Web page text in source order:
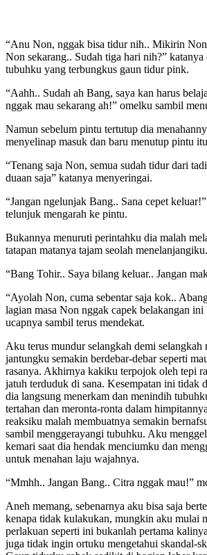
“Anu Non, nggak bisa tidur nih.. Mikirin Non
Non sekarang.. Sudah tiga hari nih?” katanya
tubuhku yang terbungkus gaun tidur pink.
“Aahh.. Sudah ah Bang, saya kan harus
nggak mau sekarang ah!” omelku sambil
Namun sebelum pintu tertutup dia
menyelinap masuk dan baru menutup pintu
“Tenang saja Non, semua sudah tidur dari
duaan saja” katanya menyeringai.
“Jangan ngelunjak Bang.. Sana cepet
telunjuk mengarah ke pintu.
Bukannya menuruti perintahku dia malah
tatapan matanya tajam seolah menelanjangiku.
“Bang Tohir.. Saya bilang keluar.. Jangan
“Ayolah Non, cuma sebentar saja kok..
lagian masa Non nggak capek belakangan
ucapnya sambil terus mendekat.
Aku terus mundur selangkah demi selangkah
jantungku semakin berdebar-debar seperti
rasanya. Akhirnya kakiku terpojok oleh tepi
jatuh terduduk di sana. Kesempatan ini tidak
dia langsung menerkam dan menindih
tertahan dan meronta-ronta dalam
reaksiku malah membuatnya semakin
sambil menggerayangi tubuhku. Aku
kemari saat dia hendak menciumku dan
untuk menahan laju wajahnya.
“Mmhh.. Jangan Bang.. Citra nggak mau!”
Aneh memang, sebenarnya aku bisa saja
kenapa tidak kulakukan, mungkin aku mulai
perlakuan seperti ini bukanlah pertama
juga tidak ingin ortuku mengetahui skandal-